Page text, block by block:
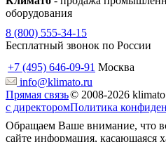
оборудования
8 (800) 555-34-15
Бесплатный звонок по России
+7 (495) 646-09-91 Москва
info@klimato.ru
Прямая связь
с директором
© 2008-2026
Политика
Обращаем Ваше внимание, что
сайте информация, касающаяся